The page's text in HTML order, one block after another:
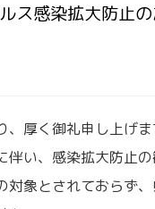
ス感染拡大防止
厚く御礼申し上げま
伴い、感染拡大防止
対象とされておらず